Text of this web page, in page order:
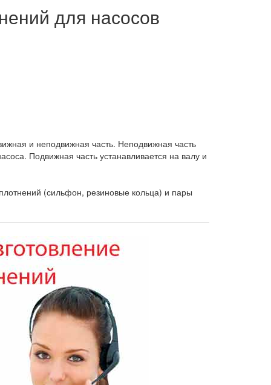
для насосов
и неподвижная часть. Неподвижная часть
Подвижная часть устанавливается на валу и
(сильфон, резиновые кольца) и пары